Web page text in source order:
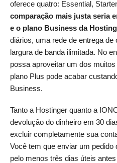
oferece quatro: Essential,
comparação mais justa seria
e o plano Business da
diários, uma rede de entrega
largura de banda ilimitada. No
possa aproveitar um dos
plano Plus pode acabar
Business.
Tanto a Hostinger quanto a
devolução do dinheiro em 30
excluir completamente sua
Você tem que enviar um
pelo menos três dias úteis